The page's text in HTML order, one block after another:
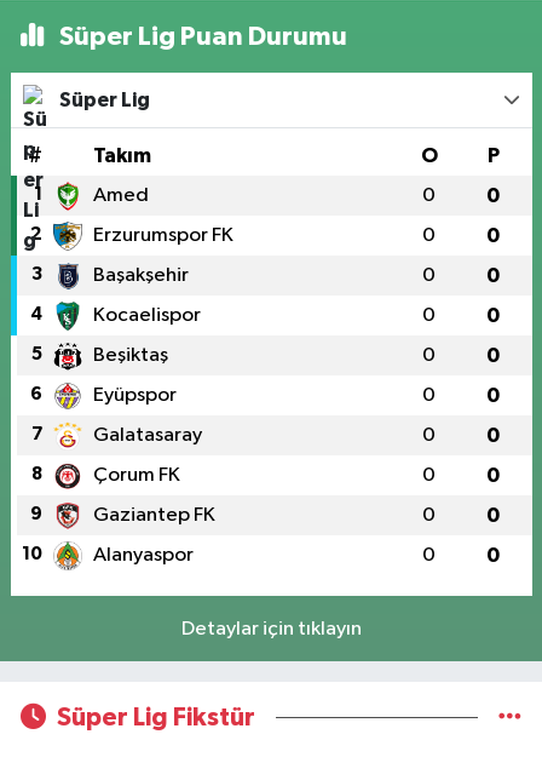
Süper Lig Puan Durumu
Süper Lig
# Takım O P
1 Amed 0 0
2 Erzurumspor FK 0 0
3 Başakşehir 0 0
4 Kocaelispor 0 0
5 Beşiktaş 0 0
6 Eyüpspor 0 0
7 Galatasaray 0 0
8 Çorum FK 0 0
9 Gaziantep FK 0 0
10 Alanyaspor 0 0
Detaylar için tıklayın
Süper Lig Fikstür